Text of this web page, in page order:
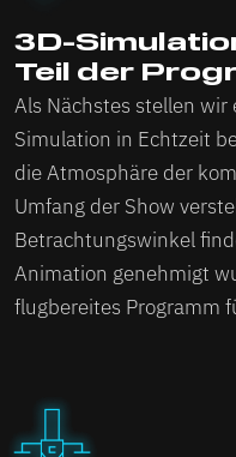
3D-
Teil der
Als Nächstes stellen wir
Simulation in Echtzeit
die Atmosphäre der
Umfang der Show
Betrachtungswinkel
Animation genehmigt
flugbereites Programm